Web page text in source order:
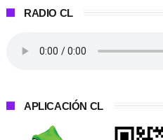
RADIO CL
APLICACIÓN CL